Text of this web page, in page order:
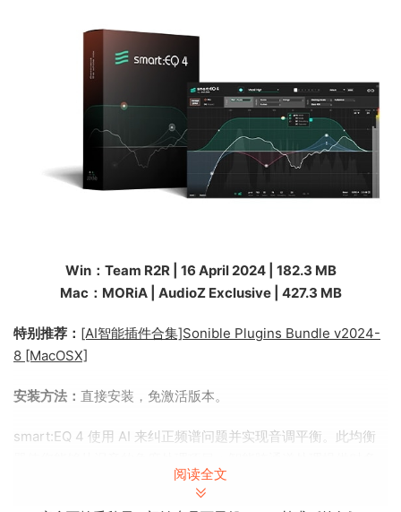
Win：Team R2R | 16 April 2024 | 182.3 MB
Mac：MORiA | AudioZ Exclusive | 427.3 MB
特别推荐： [AI智能插件合集]Sonible Plugins Bundle v2024-
8 [MacOSX]
安装方法： 直接安装，免激活版本。
smart:EQ 4 使用 AI 来纠正频谱问题并实现音调平衡。此均衡
个音轨的分层控制，并使您能够通过拖放完成频谱混合。
阅读全文